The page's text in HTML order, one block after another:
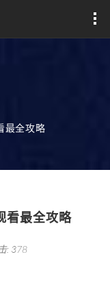
最全攻略
看最全攻略
: 378